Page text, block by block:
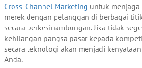
Cross-Channel Marketing untuk
merek dengan pelanggan di berbagai
secara berkesinambungan. Jika tidak
kehilangan pangsa pasar kepada
secara teknologi akan menjadi
Anda.